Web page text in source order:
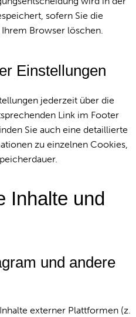
sofern Sie die
Browser löschen.
Einstellungen
jederzeit über die
Link im Footer
Sie auch eine detaillierte
zu einzelnen Cookies,
Inhalte und
und andere
externer Plattformen (z.